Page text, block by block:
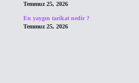
Temmuz 25, 2026
En yaygın tarikat nedir ?
Temmuz 25, 2026